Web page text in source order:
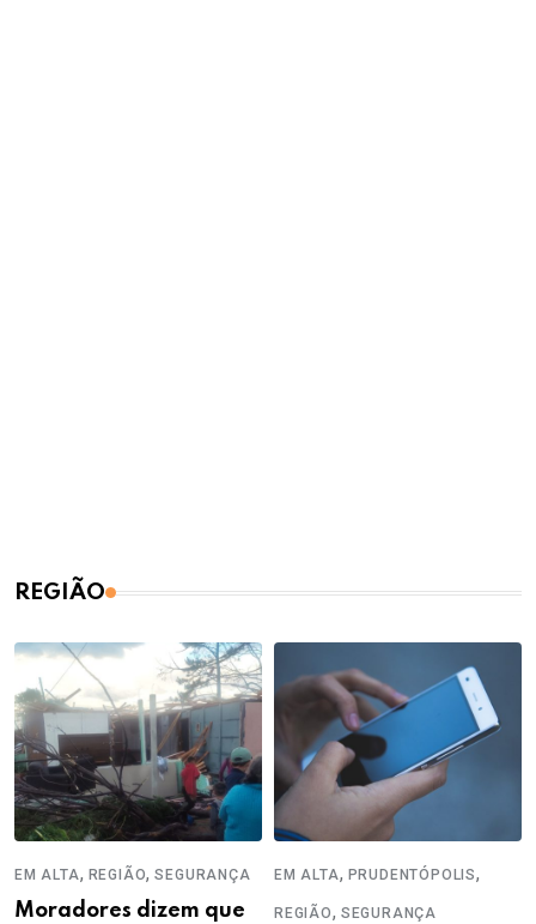
REGIÃO
EM ALTA, REGIÃO,SEGURANÇA
Moradores dizem que
EM ALTA, PRUDENTÓPOLIS,
REGIÃO, SEGURANÇA